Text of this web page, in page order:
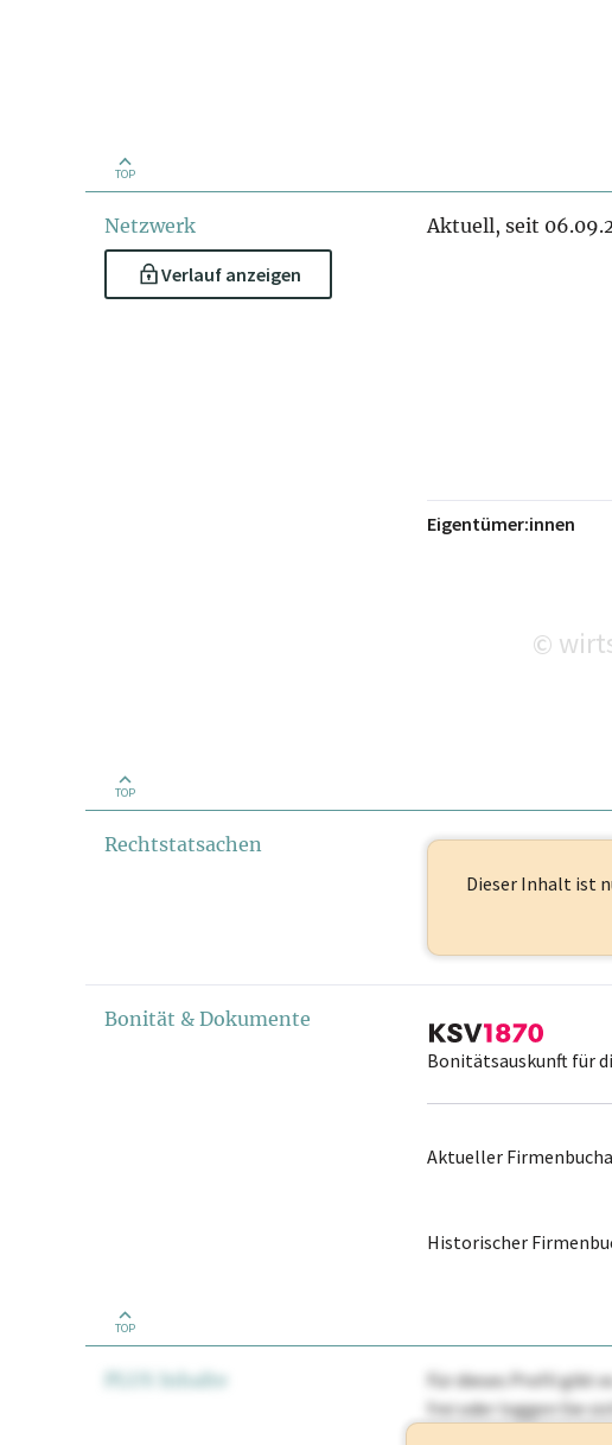
TOP
Netzwerk
Verlauf anzeigen
Aktuell, seit
Eigentümer:innen
©
TOP
Rechtstatsachen
Dieser Inhalt ist
Bonität & Dokumente
Bonitätsauskunft für
Aktueller
Historischer
TOP
PLUS Inhalte Für dieses Profil gibt
frei oder loggen Sie